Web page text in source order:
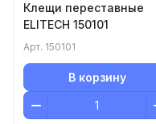
Клещи переставные
ELITECH 150101
Арт. 150101
В корзину